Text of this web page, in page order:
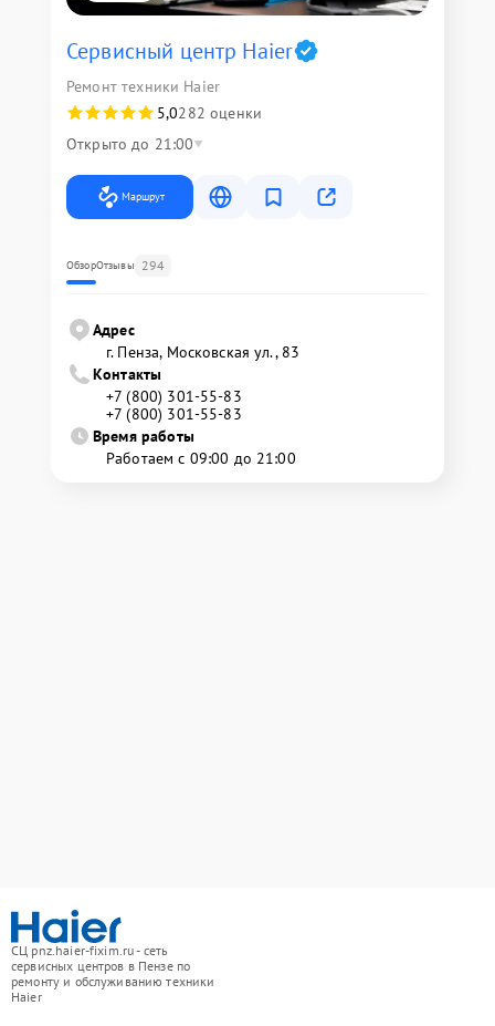
Сервисный центр Haier
Ремонт техники Haier
5,0282 оценки
Открыто до 21:00
Маршрут
ОбзорОтзывы 294
Адрес
г. Пенза, Московская ул., 83
Контакты
+7 (800) 301-55-83
+7 (800) 301-55-83
Время работы
Работаем с 09:00 до 21:00
СЦ pnz.haier-fixim.ru - сеть
сервисных центров в Пензе по
ремонту и обслуживанию техники
Haier